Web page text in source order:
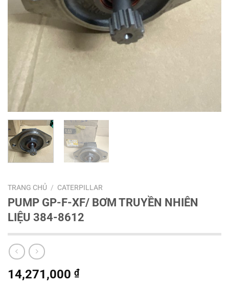
TRANG CHỦ / CATERPILLAR
PUMP GP-F-XF/ BƠM TRUYỀN NHIÊN
LIỆU 384-8612
14,271,000 ₫